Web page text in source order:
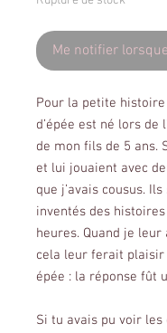
Me notifier
Pour la petite histoire
d’épée est né lors de
de mon fils de 5 ans.
et lui jouaient avec
que j’avais cousus.
inventés des
heures. Quand je leur
cela leur ferait plaisir
épée : la réponse fût
Si tu avais pu voir les